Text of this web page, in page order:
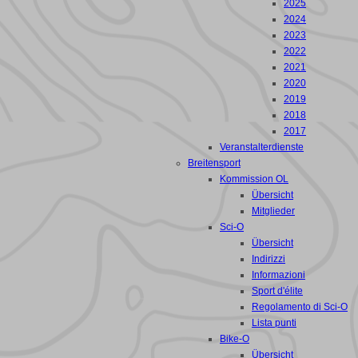
2025
2024
2023
2022
2021
2020
2019
2018
2017
Veranstalterdienste
Breitensport
Kommission OL
Übersicht
Mitglieder
Sci-O
Übersicht
Indirizzi
Informazioni
Sport d'élite
Regolamento di Sci-O
Lista punti
Bike-O
Übersicht